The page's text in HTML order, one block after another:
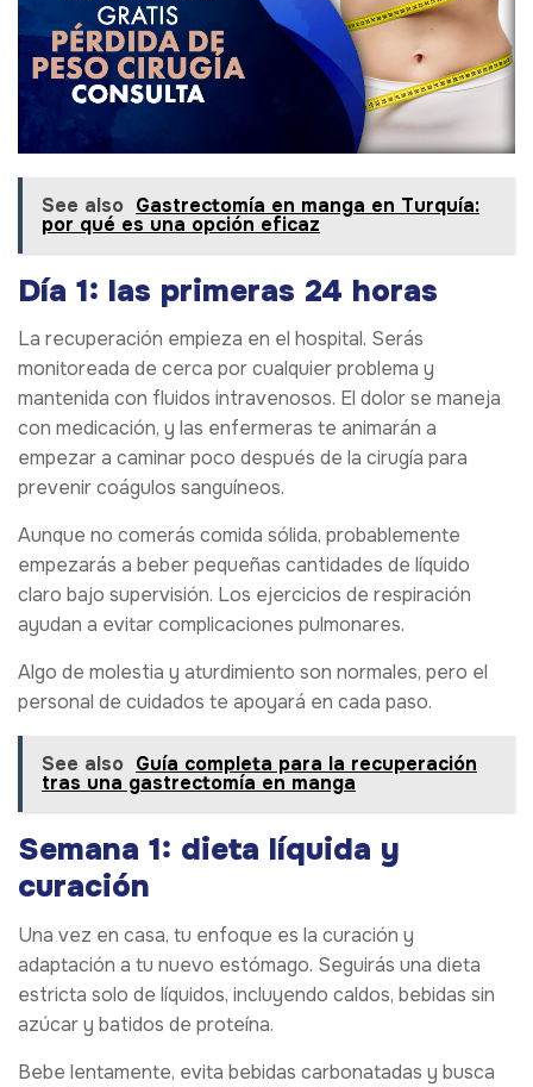
See also Gastrectomía en manga en Turquía:
por qué es una opción eficaz
Día 1: las primeras 24 horas
La recuperación empieza en el hospital. Serás
monitoreada de cerca por cualquier problema y
mantenida con fluidos intravenosos. El dolor se maneja
con medicación, y las enfermeras te animarán a
empezar a caminar poco después de la cirugía para
prevenir coágulos sanguíneos.
Aunque no comerás comida sólida, probablemente
empezarás a beber pequeñas cantidades de líquido
claro bajo supervisión. Los ejercicios de respiración
ayudan a evitar complicaciones pulmonares.
Algo de molestia y aturdimiento son normales, pero el
personal de cuidados te apoyará en cada paso.
See also Guía completa para la recuperación
tras una gastrectomía en manga
Semana 1: dieta líquida y
curación
Una vez en casa, tu enfoque es la curación y
adaptación a tu nuevo estómago. Seguirás una dieta
estricta solo de líquidos, incluyendo caldos, bebidas sin
azúcar y batidos de proteína.
Bebe lentamente, evita bebidas carbonatadas y busca